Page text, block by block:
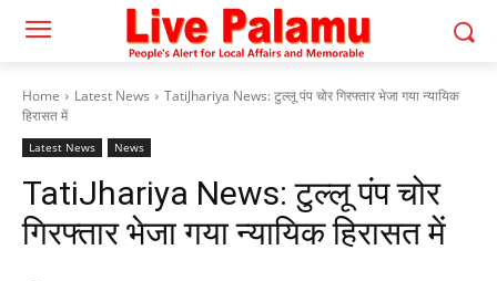
Home Latest News
TatiJhariya News: टुल्लू पंप चोर गिरफ्तार भेजा गया न्यायिक
हिरासत में
Latest News News
TatiJhariya News: टुल्लू पंप चोर
गिरफ्तार भेजा गया न्यायिक हिरासत में